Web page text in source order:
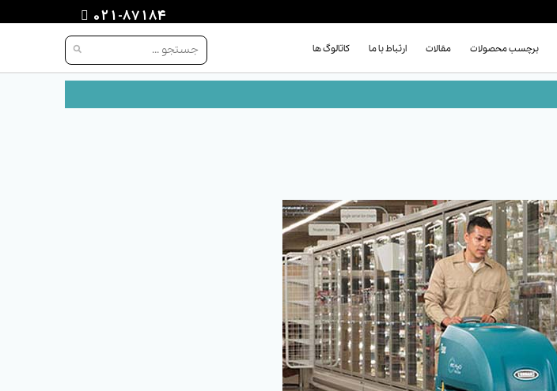
021-87184
برچسب محصولات مقالات ارتباط با ما کاتالوگ ها